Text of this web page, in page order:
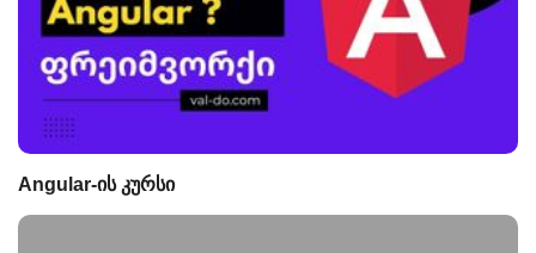
Angular-ის კურსი